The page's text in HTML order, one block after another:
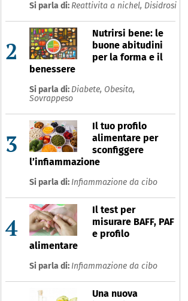
Si parla di: Reattivita a nichel, Disidrosi
2
Nutrirsi bene: le
buone abitudini
per la forma e il
benessere
Si parla di: Diabete, Obesita,
Sovrappeso
3
Il tuo profilo
alimentare per
sconfiggere
l’infiammazione
Si parla di: Infiammazione da cibo
4
Il test per
misurare BAFF, PAF
e profilo
alimentare
Si parla di: Infiammazione da cibo
Una nuova